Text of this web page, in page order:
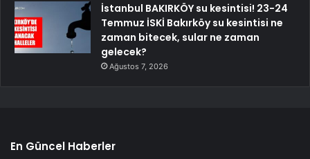
İstanbul BAKIRKÖY su kesintisi! 23-24
Temmuz İSKİ Bakırköy su kesintisi ne
zaman bitecek, sular ne zaman
gelecek?
Ağustos 7, 2026
En Güncel Haberler